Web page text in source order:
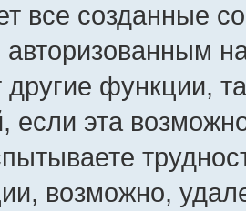
все созданные
авторизованным
функции,
если эта
возможно,